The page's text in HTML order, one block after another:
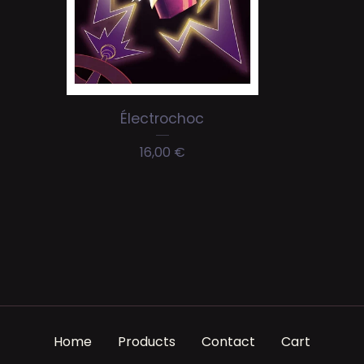
Électrochoc
16,00 €
Home Products Contact Cart